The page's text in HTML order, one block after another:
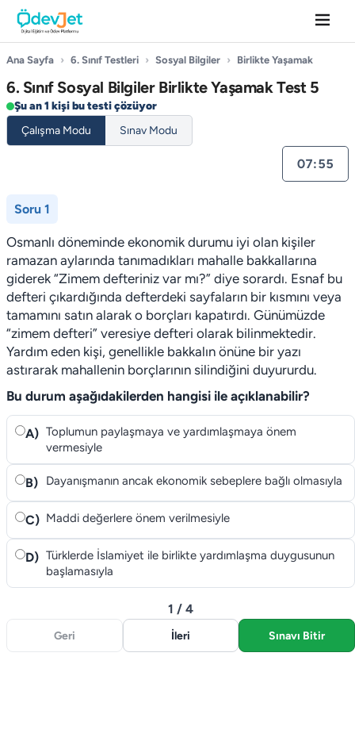
Ana Sayfa › 6. Sınıf Testleri › Sosyal Bilgiler › Birlikte Yaşamak
6. Sınıf Sosyal Bilgiler Birlikte Yaşamak Test 5
Şu an 1 kişi bu testi çözüyor
Çalışma Modu
Sınav Modu
07:55
Soru 1
Osmanlı döneminde ekonomik durumu iyi olan kişiler
ramazan aylarında tanımadıkları mahalle bakkallarına
giderek “Zimem defteriniz var mı?” diye sorardı. Esnaf bu
defteri çıkardığında defterdeki sayfaların bir kısmını veya
tamamını satın alarak o borçları kapatırdı. Günümüzde
“zimem defteri” veresiye defteri olarak bilinmektedir.
Yardım eden kişi, genellikle bakkalın önüne bir yazı
astırarak mahallenin borçlarının silindiğini duyururdu.
Bu durum aşağıdakilerden hangisi ile açıklanabilir?
A) Toplumun paylaşmaya ve yardımlaşmaya önem
vermesiyle
B) Dayanışmanın ancak ekonomik sebeplere bağlı olmasıyla
C) Maddi değerlere önem verilmesiyle
D) Türklerde İslamiyet ile birlikte yardımlaşma duygusunun
başlamasıyla
Geri
1 / 4
İleri Sınavı Bitir